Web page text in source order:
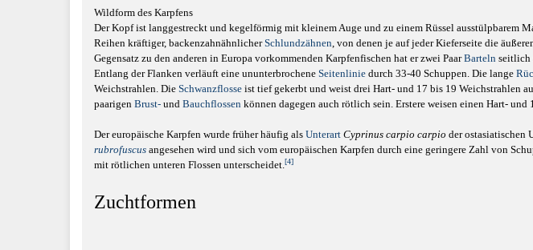
Wildform des Karpfens
Der Kopf ist langgestreckt und kegelförmig mit kleinem Auge und zu einem Rüssel ausstülpbarem
Reihen kräftiger, backenzahnähnlicherSchlundzähnen , von denen je auf jeder Kieferseite die
Gegensatz zu den anderen in Europa vorkommenden Karpfenfischen hat er zwei PaarBarteln seitlich
Entlang der Flanken verläuft eine ununterbrochene Seitenlinie durch 33-40 Schuppen. Die lange
Weichstrahlen. Die Schwanzflosse ist tief gekerbt und weist drei Hart- und 17 bis 19 Weichstrahlen
paarigen Brust- und Bauchflossen können dagegen auch rötlich sein. Erstere weisen einen Hart-
Der europäische Karpfen wurde früher häufig als Unterart Cyprinus carpio carpio der ostasiatischen
rubrofuscus angesehen wird und sich vom europäischen Karpfen durch eine geringere Zahl von
mit rötlichen unteren Flossen unterscheidet.[4]
Zuchtformen